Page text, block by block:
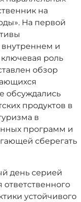
на
На первой
внутреннем и
роль
обзор
обсуждались
продуктов в
в
программ и
сберегать
день серией
устойчивого